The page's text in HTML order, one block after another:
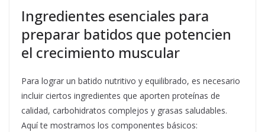
Ingredientes esenciales para
preparar batidos que potencien
el crecimiento muscular
Para lograr un batido nutritivo y equilibrado, es necesario
incluir ciertos ingredientes que aporten proteínas de
calidad, carbohidratos complejos y grasas saludables.
Aquí te mostramos los componentes básicos: